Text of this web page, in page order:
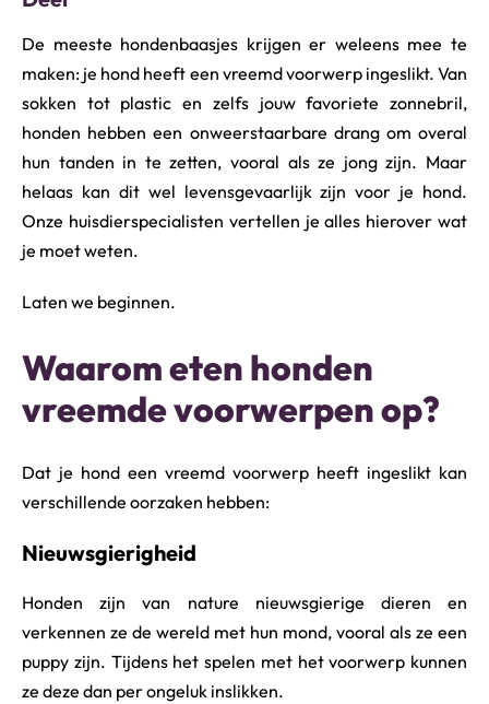
r
j
e
h
i
s
d
i
e
De meeste hondenbaasjes krijgen er weleens mee te
maken: je hond heeft een vreemd voorwerp ingeslikt. Van
sokken tot plastic en zelfs jouw favoriete zonnebril,
honden hebben een onweerstaarbare drang om overal
hun tanden in te zetten, vooral als ze jong zijn. Maar
helaas kan dit wel levensgevaarlijk zijn voor je hond.
Onze huisdierspecialisten vertellen je alles hierover wat
je moet weten.
Laten we beginnen.
Waarom eten honden
vreemde voorwerpen op?
Dat je hond een vreemd voorwerp heeft ingeslikt kan
verschillende oorzaken hebben:
Nieuwsgierigheid
Honden zijn van nature nieuwsgierige dieren en
verkennen ze de wereld met hun mond, vooral als ze een
puppy zijn. Tijdens het spelen met het voorwerp kunnen
ze deze dan per ongeluk inslikken.